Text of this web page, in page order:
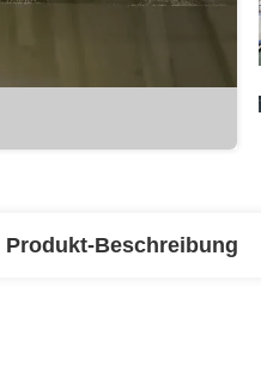
Produkt-Beschreibung